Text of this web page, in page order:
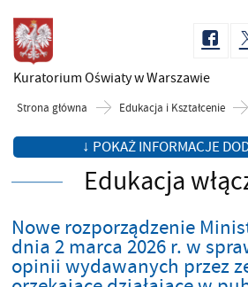
Kuratorium Oświatyw Warszawie
Strona główna Edukacja i Kształcenie
↓ POKAŻ INFORMACJE
Edukacja
Nowe rozporządzenie
dnia 2 marca 2026 r. w
opinii wydawanych przez